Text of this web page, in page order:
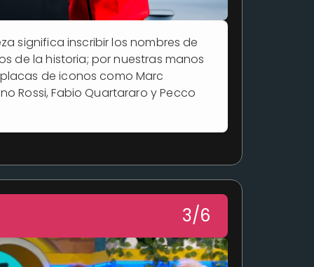
significa inscribir los nombres de
de la historia; por nuestras manos
de iconos como Marc
Rossi, Fabio Quartararo y Pecco
3/6